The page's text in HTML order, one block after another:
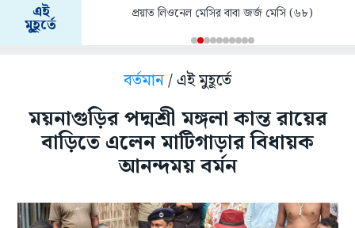
এই
মুহূর্তে
প্রয়াত লিওনেল মেসির বাবা জর্জ মেসি (৬৮)
বর্তমান/ এই মুহূর্তে
ময়নাগুড়ির পদ্মশ্রী মঙ্গলা কান্ত রায়ের
বাড়িতে এলেন মাটিগাড়ার বিধায়ক
আনন্দময় বর্মন